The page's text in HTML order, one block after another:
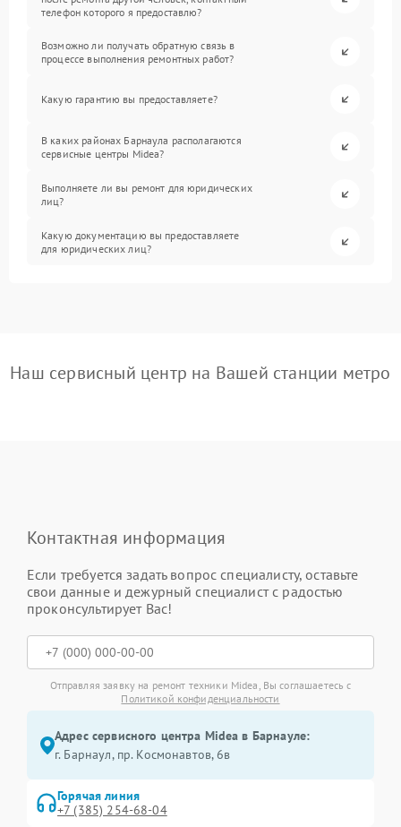
телефон которого я предоставлю?
Возможно ли получать обратную связь в
процессе выполнения ремонтных работ?
Какую гарантию вы предоставляете?
В каких районах Барнаула располагаются
сервисные центры Midea?
Выполняете ли вы ремонт для юридических
лиц?
Какую документацию вы предоставляете
для юридических лиц?
Наш сервисный центр на Вашей станции метро
Контактная информация
Если требуется задать вопрос специалисту, оставьте
свои данные и дежурный специалист с радостью
проконсультирует Вас!
Отправляя заявку на ремонт техники Midea, Вы соглашаетесь с
Политикой конфиденциальности
Адрес сервисного центра Midea в Барнауле:
г. Барнаул, ​пр. Космонавтов, 6в
Горячая линия
+7 (385) 254-68-04